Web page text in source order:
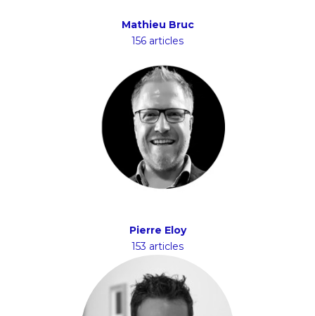
Mathieu Bruc
156 articles
Pierre Eloy
153 articles